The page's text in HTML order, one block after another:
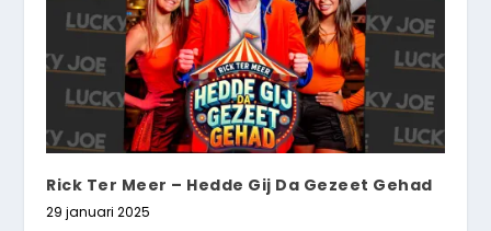
Rick Ter Meer – Hedde Gij Da Gezeet Gehad
29 januari 2025